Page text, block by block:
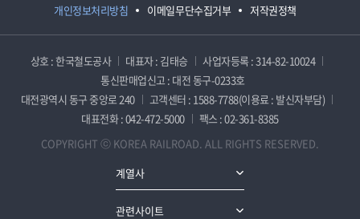
개인정보처리방침 이메일무단수집거부 저작권정책
상호 : 한국철도공사 대표자 : 김태승
사업자등록 : 314-82-10024
통신판매업신고 : 대전 동구-0233호
대전광역시 동구 중앙로 240
고객센터 : 1588-7788(이용료 : 발신자부담)
대표전화 : 042-472-5000
팩스 : 02-361-8385
COPYRIGHT ⓒ KOREA RAILROAD. ALL RIGHTS RESERVED.
계열사
관련사이트